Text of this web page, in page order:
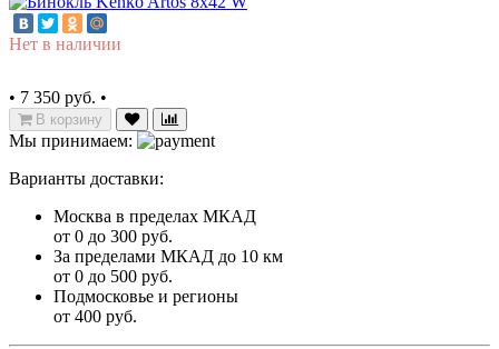
Нет в наличии
• 7 350 руб. •
В корзину
Мы принимаем:
Варианты доставки:
Москва в пределах МКАД
от 0 до 300 руб.
За пределами МКАД до 10 км
от 0 до 500 руб.
Подмосковье и регионы
от 400 руб.